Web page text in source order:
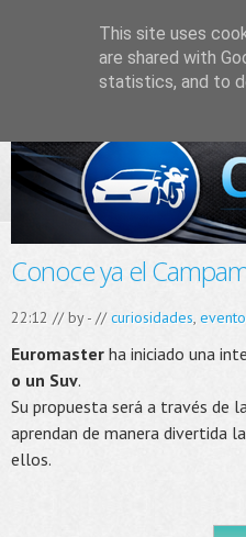
Conoce ya el
22:12 // by- //curiosidades, evento
Euromaster ha iniciado una
o un Suv.
Su propuesta será a través de
aprendan de manera divertida
ellos.
This site uses
are shared with
statistics, and to